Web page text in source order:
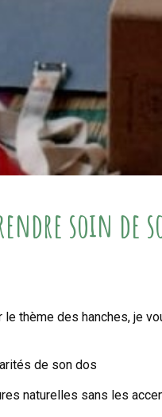
soin de
thème des hanches, je
de son dos
naturelles sans les